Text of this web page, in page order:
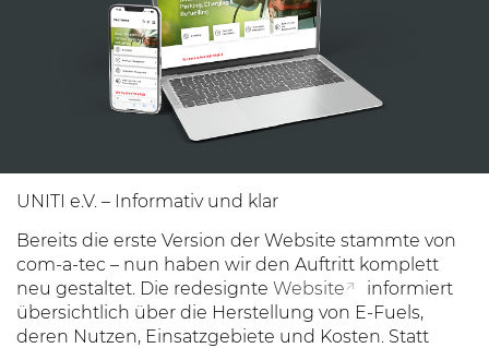
UNITI e.V. – Informativ und klar
Bereits die erste Version der Website stammte von
com-a-tec – nun haben wir den Auftritt komplett
neu gestaltet. Die redesignte Website
informiert
übersichtlich über die Herstellung von E-Fuels,
deren Nutzen, Einsatzgebiete und Kosten. Statt